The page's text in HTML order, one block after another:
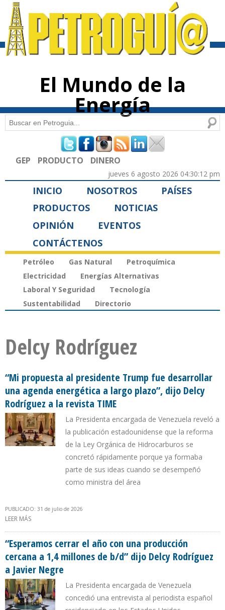
contenido
El Mundo de la
Energía
Formulario de búsqueda
Buscar
GEP PRODUCTO DINERO
jueves 6 agosto 2026 04:30:12 pm
INICIO NOSOTROS
PAÍSES
PRODUCTOS
NOTICIAS
OPINIÓN
EVENTOS
CONTÁCTENOS
Petróleo Gas Natural
Petroquímica
Electricidad
Energías Alternativas
Laboral Y Seguridad
Tecnología
Sustentabilidad
Directorio
Delcy Rodríguez
“Mi propuesta al presidente Trump fue desarrollar
una agenda energética a largo plazo”, dijo Delcy
Rodríguez a la revista TIME
La Presidenta encargada de Venezuela reveló a
la publicación estadounidense que la reforma
de la Ley Orgánica de Hidrocarburos se
concretó rápidamente porque ya formaba
parte de sus ideas cuando se desempeñó
como ministra del área
PUBLICADO: 31 de julio de 2026
LEER MÁS
RODRÍGUEZ A LA REVISTA TIME
“Esperamos cerrar el año con una producción
cercana a 1,4 millones de b/d” dijo Delcy Rodríguez
a Javier Negre
La Presidenta encargada de Venezuela
concedió una entrevista al periodista español